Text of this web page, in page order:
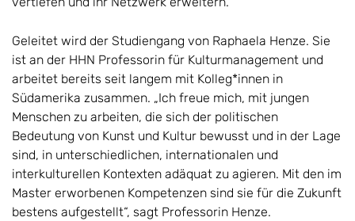
Geleitet wird der Studiengang von Raphaela Henze. Sie
ist an der HHN Professorin für Kulturmanagement und
arbeitet bereits seit langem mit Kolleg*innen in
Südamerika zusammen. „Ich freue mich, mit jungen
Menschen zu arbeiten, die sich der politischen
Bedeutung von Kunst und Kultur bewusst und in der Lage
sind, in unterschiedlichen, internationalen und
interkulturellen Kontexten adäquat zu agieren. Mit den im
Master erworbenen Kompetenzen sind sie für die Zukunft
bestens aufgestellt“, sagt Professorin Henze.